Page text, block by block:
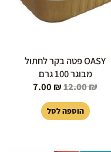
OASY פטה בקר לחתול
מבוגר 100 גרם
12.00₪
7.00 ₪
הוספה לסל